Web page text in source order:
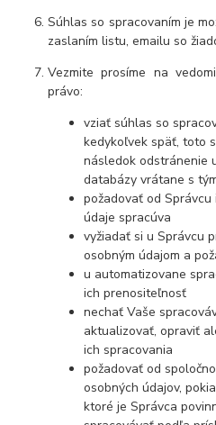
Súhlas so spracovaním je
zaslaním listu, emailu so
Vezmite prosíme na
právo:
vziať súhlas so
kedykoľvek späť, toto
následok odstránenie
databázy vrátane s
požadovať od
údaje spracúva
vyžiadať si u Správcu
osobným údajom a
u automatizovane
ich prenositeľnosť
nechať Vaše
aktualizovať, opraviť
ich spracovania
požadovať od
osobných údajov,
ktoré je Správca